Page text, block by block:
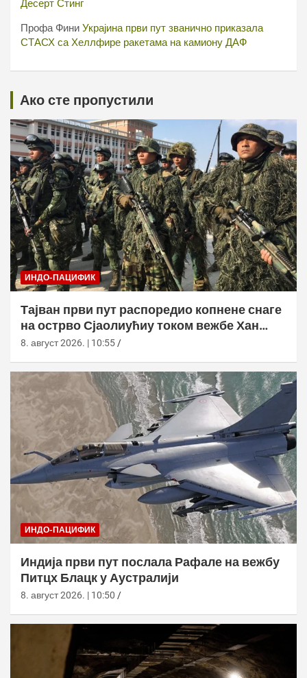
Десерт Стинг
Профа Фини Украјина први пут званично приказала
СТАСХ са Хеллфире ракетама на камиону ДАФ
Ако сте пропустили
ИНДО-ПАЦИФИК
Тајван први пут распоредио копнене снаге
на острво Сјаолиућиу током вежбе Хан
Куанг 42
8. август 2026. | 10:55
ИНДО-ПАЦИФИК
Индија први пут послала Рафале на вежбу
Питцх Блацк у Аустралији
8. август 2026. | 10:50